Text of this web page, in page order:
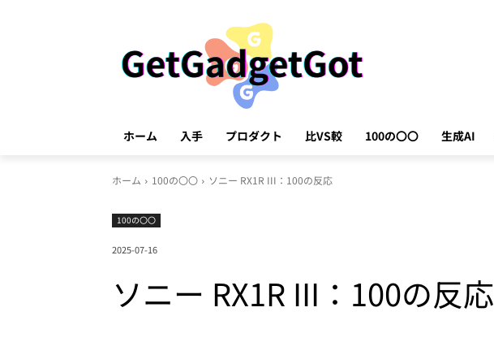
ホーム 入手 プロダクト 比VS較 100の〇〇 生成AI
ホーム 100の〇〇 ソニー RX1R III：100の反応
100の〇〇
2025-07-16
ソニー RX1R III：100の反応